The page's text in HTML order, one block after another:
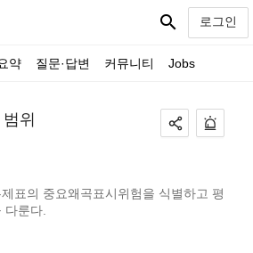
약 질문·답변 커뮤니티 Jobs
search 로그인
위
표의 중요왜곡표시위험을 식별하고 평
룬다.